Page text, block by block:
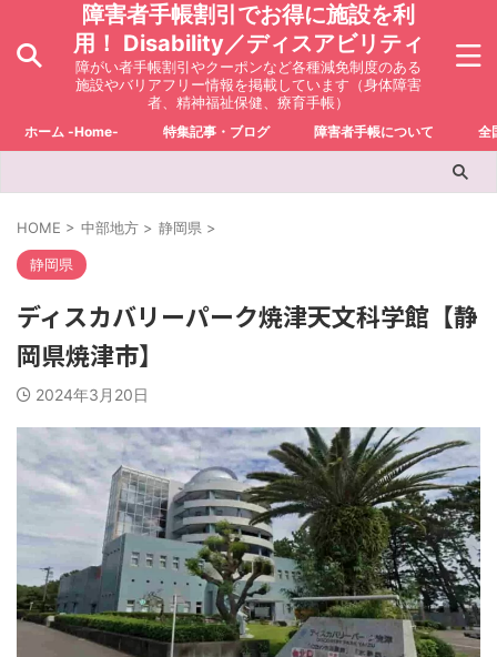
障害者手帳割引でお得に施設を利
用！ Disability／ディスアビリティ
障がい者手帳割引やクーポンなど各種減免制度のある
施設やバリアフリー情報を掲載しています（身体障害
者、精神福祉保健、療育手帳）
ホーム -Home- 特集記事・ブログ 障害者手帳について 全
HOME > 中部地方 > 静岡県 >
静岡県
ディスカバリーパーク焼津天文科学館【静
岡県焼津市】
2024年3月20日